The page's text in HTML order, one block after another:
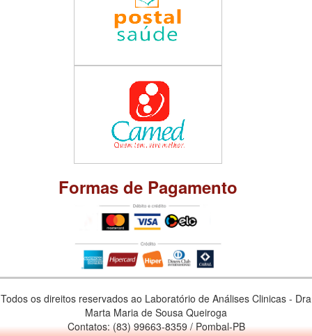
Formas de Pagamento
Todos os direitos reservados ao Laboratório de Análises Clinicas - Dra
Marta Maria de Sousa Queiroga
Contatos: (83) 99663-8359 / Pombal-PB